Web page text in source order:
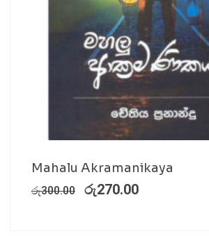
Mahalu Akramanikaya
රු300.00 රු270.00